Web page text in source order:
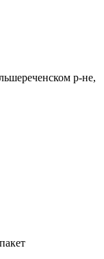
р-не,